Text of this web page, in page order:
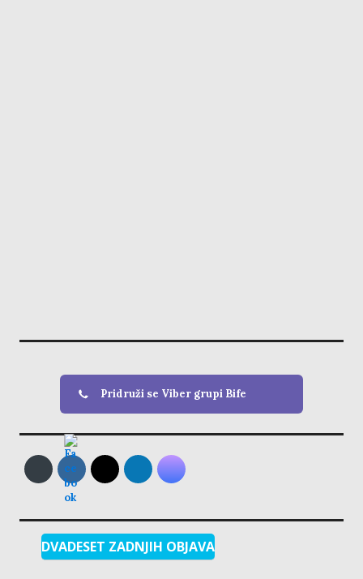
Pridruži se Viber grupi Bife
DVADESET ZADNJIH OBJAVA